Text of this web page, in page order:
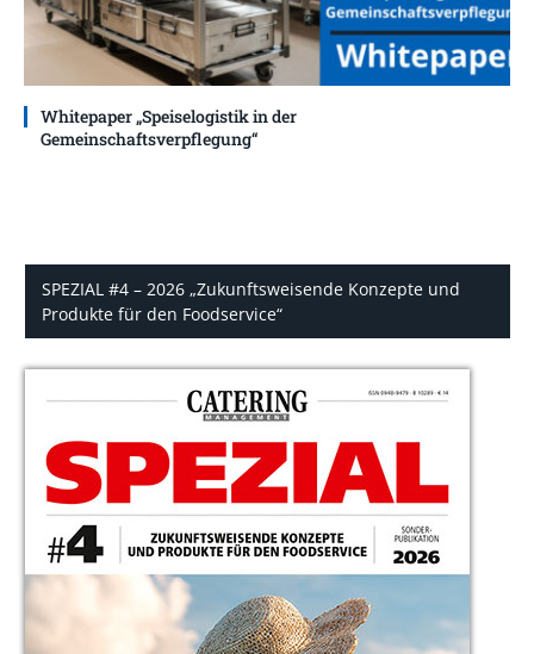
Whitepaper „Speiselogistik in der
Gemeinschaftsverpflegung“
SPEZIAL #4 – 2026 „Zukunftsweisende Konzepte und
Produkte für den Foodservice“